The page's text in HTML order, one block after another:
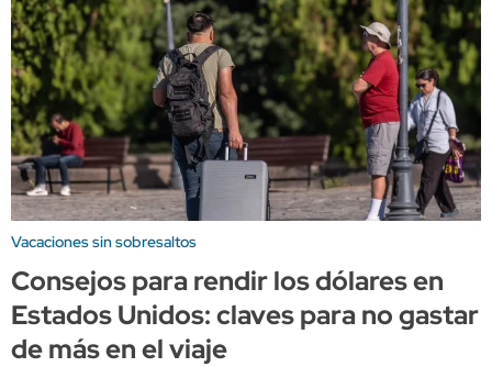
Vacaciones sin sobresaltos
Consejos para rendir los dólares en
Estados Unidos: claves para no gastar
de más en el viaje